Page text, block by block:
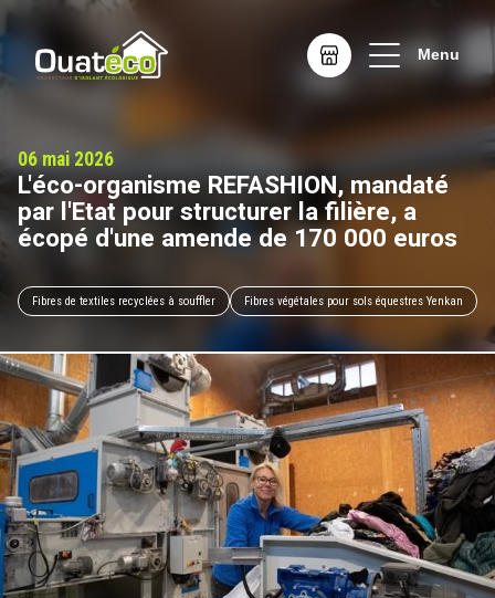
Menu
L'éco-organisme REFASHION, mandaté
par l'Etat pour structurer la filière, a
écopé d'une amende de 170 000 euros
Fibres de textiles recyclées à souffler Fibres végétales pour sols équestres Yenkan